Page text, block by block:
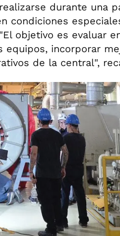
durante una
condiciones
objetivo es evaluar
incorporar
de la central",